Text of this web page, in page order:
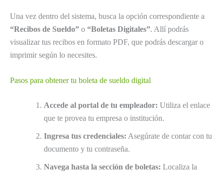
Una vez dentro del sistema, busca la opción correspondiente a
“Recibos de Sueldo” o “Boletas Digitales”. Allí podrás
visualizar tus recibos en formato PDF, que podrás descargar o
imprimir según lo necesites.
Pasos para obtener tu boleta de sueldo digital
Accede al portal de tu empleador: Utiliza el enlace
que te provea tu empresa o institución.
Ingresa tus credenciales: Asegúrate de contar con tu
documento y tu contraseña.
Navega hasta la sección de boletas: Localiza la